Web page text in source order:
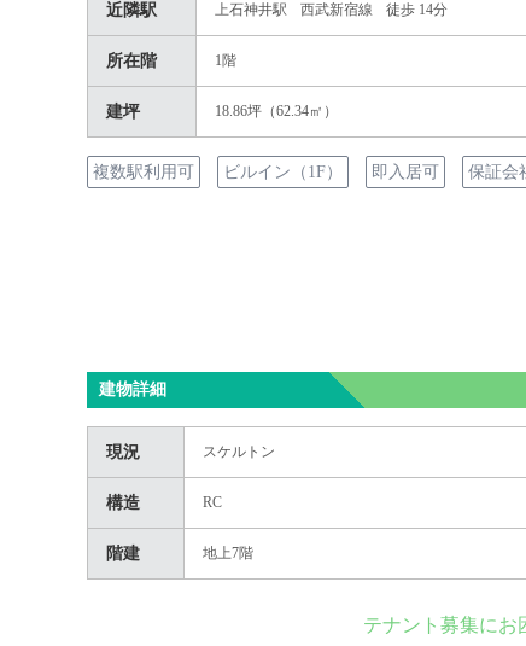
近隣駅 上石神井駅 西武新宿線 徒歩 14分
所在階 1階
建坪 18.86坪（62.34㎡）
複数駅利用可 ビルイン（1F） 即入居可 保証会
建物詳細
現況 スケルトン
構造 RC
階建 地上7階
テナント募集にお